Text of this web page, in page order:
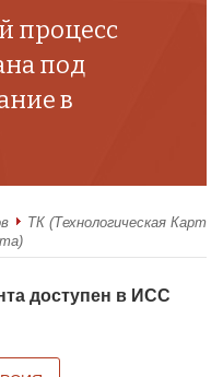
процесс
под
в
ТК (Технологическая Карта)
доступен в ИСС